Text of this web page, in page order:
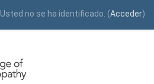
Usted no se ha identificado. (Acceder)